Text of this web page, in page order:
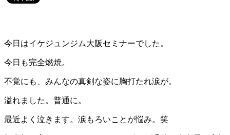
今日はイケジュンジム大阪セミナーでした。
今日も完全燃焼。
不覚にも、みんなの真剣な姿に胸打たれ涙が。
溢れました。普通に。
最近よく泣きます。涙もろいことが悩み。笑